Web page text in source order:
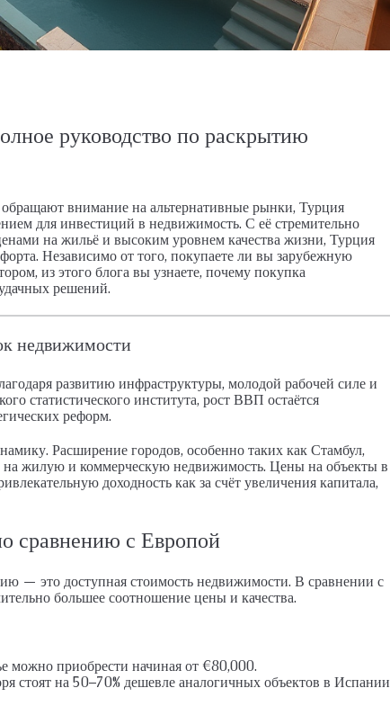
руководство по раскрытию
внимание на альтернативные рынки, Турция
для инвестиций в недвижимость. С её стремительно
на жильё и высоким уровнем качества жизни, Турция
Независимо от того, покупаете ли вы зарубежную
из этого блога вы узнаете, почему покупка
решений.
недвижимости
развитию инфраструктуры, молодой рабочей силе и
статистического института, рост ВВП остаётся
реформ.
Расширение городов, особенно таких как Стамбул,
на жилую и коммерческую недвижимость. Цены на объекты в
доходность как за счёт увеличения капитала,
сравнению с Европой
— это доступная стоимость недвижимости. В сравнении с
большее соотношение цены и качества.
приобрести начиная от €80,000.
стоят на 50–70% дешевле аналогичных объектов в Испании